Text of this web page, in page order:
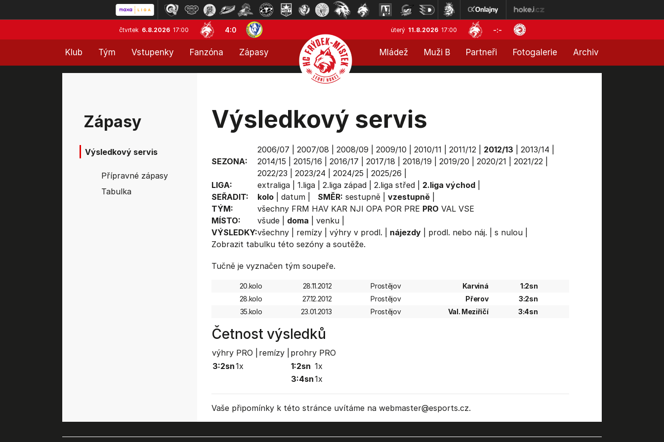
čtvrtek 6.8.2026 17:00 4:0 úterý 11.8.2026 17:00 -:-
Klub Tým Vstupenky Fanzóna Zápasy Mládež Muži B Partneři Fotogalerie Archiv
Zápasy
Výsledkový servis
Přípravné zápasy
Tabulka
Výsledkový servis
SEZONA:
2006/07 2007/08 2008/09 2009/10 2010/11 2011/12| 2012/13 2013/14
2014/15
2015/16 2016/17 2017/18 2018/19 2019/20 2020/21 2021/22|
2022/23
2023/24 2024/25 2025/26
LIGA:
extraliga| 1.liga| 2.liga západ| 2.liga střed| 2.liga východ|
SEŘADIT:
kolo| datum| SMĚR: sestupně| vzestupně|
TÝM:
všechny FRM HAV KAR NJI OPA POR PRE PRO VAL VSE
MÍSTO:
všude| doma venku|
VÝSLEDKY:všechny| remízy| výhry v prodl. nájezdy| prodl. nebo náj. s nulou|
Zobrazit tabulkutéto sezóny a soutěže.
Tučně je vyznačen tým soupeře.
20.kolo 28.11.2012 Prostějov Karviná
1:2sn
28.kolo
27.12.2012 Prostějov Přerov
3:2sn
35.kolo
23.01.2013 Prostějov Val. Meziříčí 3:4sn
Četnost výsledků
výhry PRO | remízy |
prohry PRO
3:2sn1x 1:2sn 1x
3:4sn1x
Vaše připomínky k této stránce uvítáme na webmaster@esports.cz.